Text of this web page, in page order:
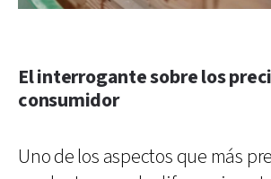
El interrogante sobre los
consumidor
Uno de los aspectos que más